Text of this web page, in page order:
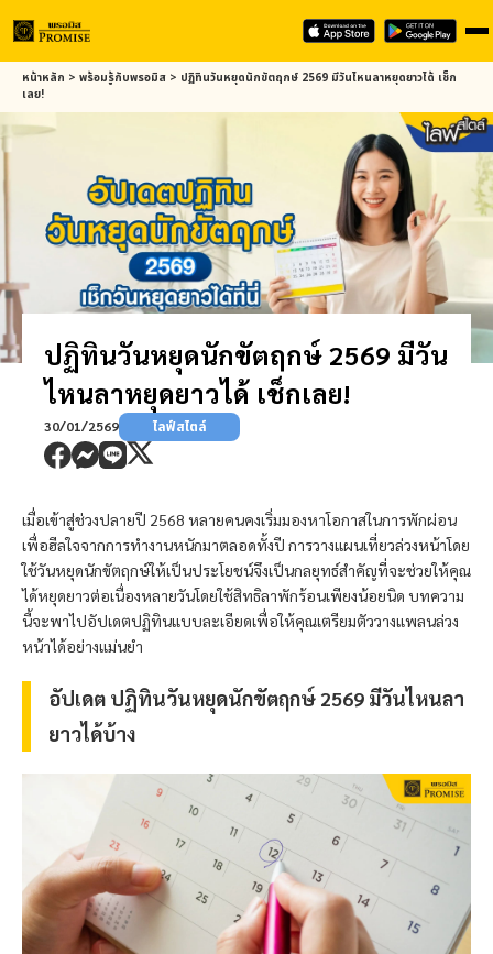
Skip
main
content
หน้าหลัก > พร้อมรู้กับพรอมิส > ปฏิทินวันหยุดนักขัตฤกษ์ 2569 มีวันไหนลาหยุดยาวได้ เช็ก
เลย!
ปฏิทินวันหยุดนักขัตฤกษ์ 2569 มีวัน
ไหนลาหยุดยาวได้ เช็กเลย!
30/01/2569 ไลฟ์สไตล์
เมื่อเข้าสู่ช่วงปลายปี 2568 หลายคนคงเริ่มมองหาโอกาสในการพักผ่อน
เพื่อฮีลใจจากการทำงานหนักมาตลอดทั้งปี การวางแผนเที่ยวล่วงหน้าโดย
ใช้วันหยุดนักขัตฤกษ์ให้เป็นประโยชน์จึงเป็นกลยุทธ์สำคัญที่จะช่วยให้คุณ
ได้หยุดยาวต่อเนื่องหลายวันโดยใช้สิทธิลาพักร้อนเพียงน้อยนิด บทความ
นี้จะพาไปอัปเดตปฏิทินแบบละเอียดเพื่อให้คุณเตรียมตัววางแพลนล่วง
หน้าได้อย่างแม่นยำ
อัปเดต ปฏิทินวันหยุดนักขัตฤกษ์ 2569 มีวันไหนลา
ยาวได้บ้าง